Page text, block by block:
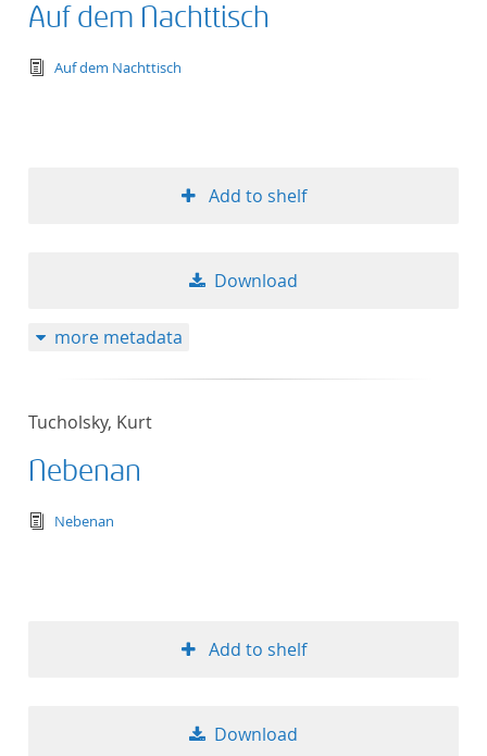
Auf dem Nachttisch
text/tg.edition+tg.aggregation+xml
Auf dem Nachttisch
Add to shelf
Download
more metadata
Tucholsky, Kurt
Nebenan
text/tg.edition+tg.aggregation+xml
Nebenan
Add to shelf
Download